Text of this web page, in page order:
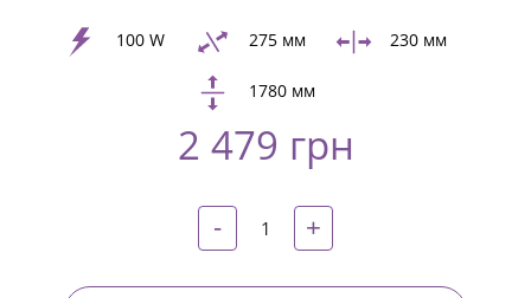
+
Twitter
Pinterest
100 W 275 мм 230 мм
1780 мм
2 479 грн
- +